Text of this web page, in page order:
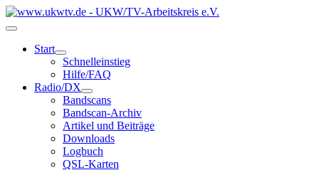
Start
Schnelleinstieg
Hilfe/FAQ
Radio/DX
Bandscans
Bandscan-Archiv
Artikel und Beiträge
Downloads
Logbuch
QSL-Karten